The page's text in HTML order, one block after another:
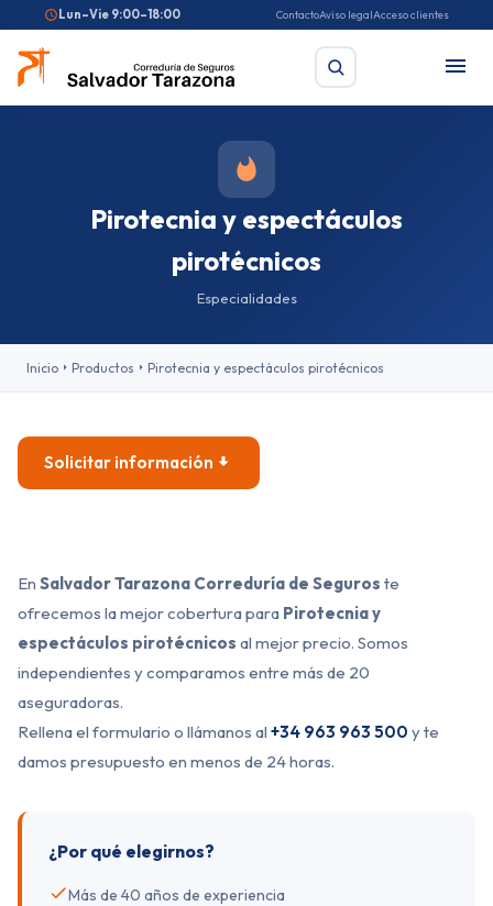
Lun–Vie 9:00–18:00 ContactoAviso legalAcceso clientes
Seguro de coche
Seguro de hogar
Pirotecnia y espectáculos
pirotécnicos
Especialidades
Inicio Productos Pirotecnia y espectáculos pirotécnicos
Solicitar información
En Salvador Tarazona Correduría de Seguros te
ofrecemos la mejor cobertura para Pirotecnia y
espectáculos pirotécnicos al mejor precio. Somos
independientes y comparamos entre más de 20
aseguradoras.
Rellena el formulario o llámanos al +34 963 963 500 y te
damos presupuesto en menos de 24 horas.
¿Por qué elegirnos?
Más de 40 años de experiencia